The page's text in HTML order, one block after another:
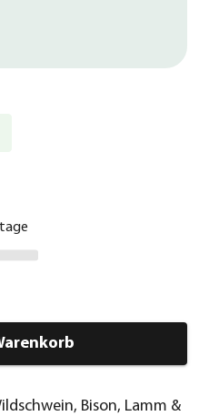
Bison, Lamm &